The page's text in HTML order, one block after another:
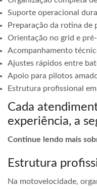
Suporte operacional
Preparação da rotina de
Orientação no grid e
Acompanhamento
Ajustes rápidos entre
Apoio para pilotos
Estrutura profissional
Cada
experiência, a
Continue lendo mais
Estrutura
Na motovelocidade,